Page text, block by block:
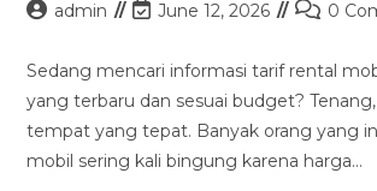
Postadmin
Post
modified:
June 12, 2026
Post0
Sedang mencari informasi tarif rental
yang terbaru dan sesuai budget?
tempat yang tepat. Banyak orang yang
mobil sering kali bingung karena harga…